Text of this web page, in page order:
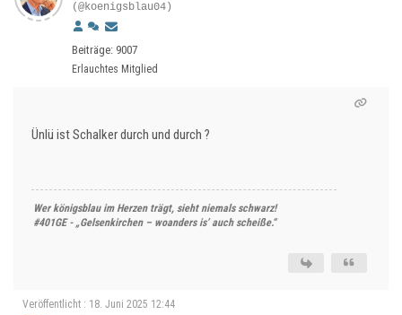
(@koenigsblau04)
Beiträge: 9007
Erlauchtes Mitglied
Ünlü ist Schalker durch und durch ?
Wer königsblau im Herzen trägt, sieht niemals schwarz!
#401GE - „Gelsenkirchen – woanders is’ auch scheiße.“
Veröffentlicht : 18. Juni 2025 12:44